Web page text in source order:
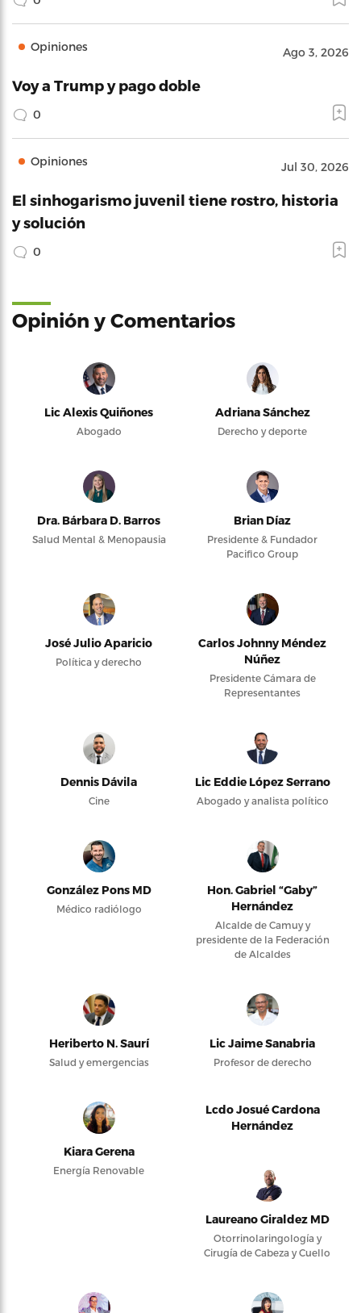
Opiniones Ago 3, 2026
Voy a Trump y pago doble
0
Opiniones Jul 30, 2026
El sinhogarismo juvenil tiene rostro, historia
y solución
0
Opinión y Comentarios
Lic Alexis Quiñones
Abogado
Adriana Sánchez
Derecho y deporte
Dra. Bárbara D. Barros
Salud Mental & Menopausia
Brian Díaz
Presidente & Fundador
Pacifico Group
José Julio Aparicio
Política y derecho
Carlos Johnny Méndez
Núñez
Presidente Cámara de
Representantes
Dennis Dávila
Cine
Lic Eddie López Serrano
Abogado y analista político
González Pons MD
Médico radiólogo
Hon. Gabriel “Gaby”
Hernández
Alcalde de Camuy y
presidente de la Federación
de Alcaldes
Heriberto N. Saurí
Salud y emergencias
Lic Jaime Sanabria
Profesor de derecho
Kiara Gerena
Energía Renovable
Lcdo Josué Cardona
Hernández
Laureano Giraldez MD
Otorrinolaringología y
Cirugía de Cabeza y Cuello